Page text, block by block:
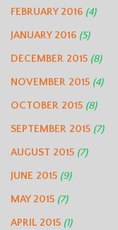
FEBRUARY 2016 (4)
JANUARY 2016 (5)
DECEMBER 2015 (8)
NOVEMBER 2015 (4)
OCTOBER 2015 (8)
SEPTEMBER 2015 (7)
AUGUST 2015 (7)
JUNE 2015 (9)
MAY 2015 (7)
APRIL 2015 (1)